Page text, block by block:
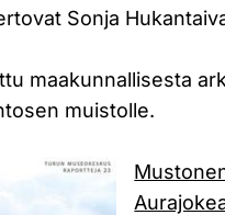
Sonja
maakunnallisesta
muistolle.